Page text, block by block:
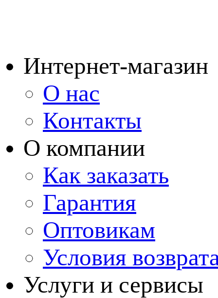
Интернет-магазин
О нас
Контакты
О компании
Как заказать
Гарантия
Оптовикам
Условия
Услуги и сервисы